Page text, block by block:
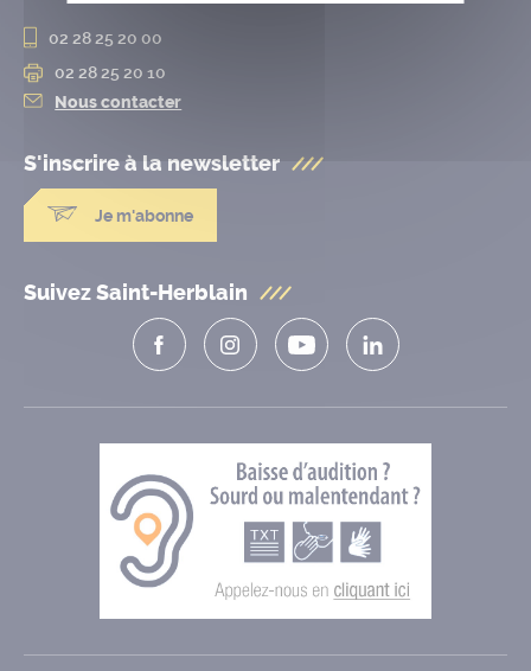
02 28 25 20 00
02 28 25 20 10
Nous contacter
S'inscrire à la newsletter
Je m'abonne
Suivez Saint-Herblain